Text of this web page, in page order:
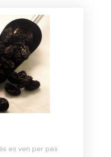
es ven per pes